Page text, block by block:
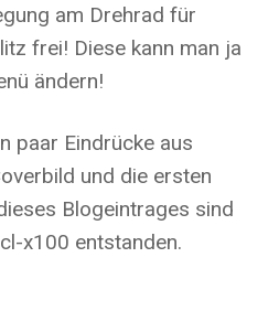
am Drehrad für
frei! Diese kann man ja
ändern!
paar Eindrücke aus
und die ersten
Blogeintrages sind
x100 entstanden.